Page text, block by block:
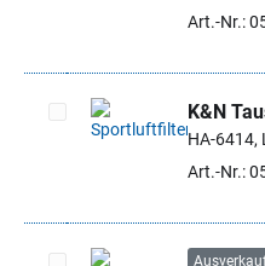
Art.-Nr.:
Artikel auswählen
K&N
HA-
Art.-Nr.: